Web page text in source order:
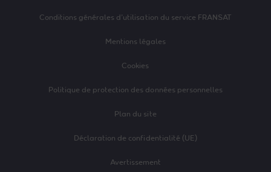
Conditions générales d’utilisation du service FRANSAT
Mentions légales
Cookies
Politique de protection des données personnelles
Plan du site
Déclaration de confidentialité (UE)
Avertissement